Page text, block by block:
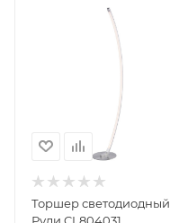
Торшер светодиодный
Руди CL804031